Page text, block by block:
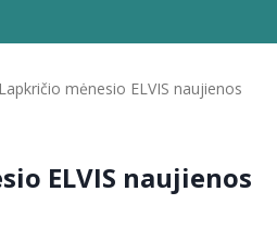
Lapkričio mėnesio ELVIS naujienos
ELVIS naujienos